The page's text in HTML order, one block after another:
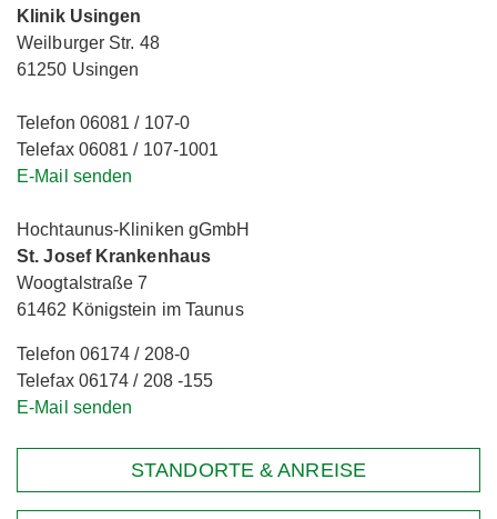
Klinik Usingen
Weilburger Str. 48
61250 Usingen
Telefon 06081 / 107-0
Telefax 06081 / 107-1001
E-Mail senden
Hochtaunus-Kliniken gGmbH
St. Josef Krankenhaus
Woogtalstraße 7
61462 Königstein im Taunus
Telefon 06174 / 208-0
Telefax 06174 / 208 -155
E-Mail senden
STANDORTE & ANREISE